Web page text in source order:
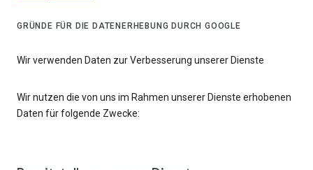
GRÜNDE FÜR DIE DATENERHEBUNG DURCH GOOGLE
Wir verwenden Daten zur Verbesserung unserer Dienste
Wir nutzen die von uns im Rahmen unserer Dienste erhobenen
Daten für folgende Zwecke: